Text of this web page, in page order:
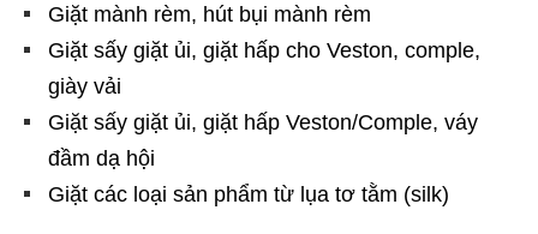
Giặt mành rèm, hút bụi mành rèm
Giặt sấy giặt ủi, giặt hấp cho Veston, comple,
giày vải
Giặt sấy giặt ủi, giặt hấp Veston/Comple, váy
đầm dạ hội
Giặt các loại sản phẩm từ lụa tơ tằm (silk)